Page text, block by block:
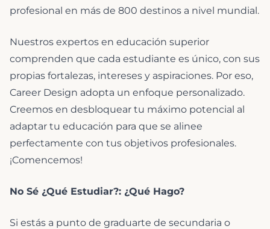
profesional en más de 800 destinos a nivel mundial.
Nuestros expertos en educación superior
comprenden que cada estudiante es único, con sus
propias fortalezas, intereses y aspiraciones. Por eso,
Career Design adopta un enfoque personalizado.
Creemos en desbloquear tu máximo potencial al
adaptar tu educación para que se alinee
perfectamente con tus objetivos profesionales.
¡Comencemos!
No Sé ¿Qué Estudiar?: ¿Qué Hago?
Si estás a punto de graduarte de secundaria o